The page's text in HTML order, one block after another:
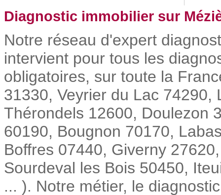
Diagnostic immobilier sur
Notre réseau d'expert
intervient pour tous les
obligatoires, sur toute la
31330, Veyrier du Lac
Thérondels 12600, Doulezon
60190, Bougnon 70170,
Boffres 07440, Giverny
Sourdeval les Bois 50450,
... ). Notre métier, le